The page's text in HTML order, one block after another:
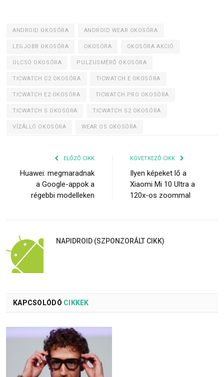
ANDROID OKOSÓRA ANDROID WEAR OKOSÓRA
LEGJOBB OKOSÓRA OKOSÓRA OKOSÓRA AKCIÓ
OLCSÓ OKOSÓRA PULZUSMÉRŐ OKOSÓRA
TICWATCH C2 OKOSÓRA TICWATCH E OKOSÓRA
TICWATCH E2 OKOSÓRA TICWATCH PRO OKOSÓRA
TICWATCH S OKOSÓRA TICWATCH S2 OKOSÓRA
VÍZÁLLÓ OKOSÓRA WEAR OS OKOSÓRA
ELŐZŐ CIKK
Huawei: megmaradnak
a Google-appok a
régebbi modelleken
KÖVETKEZŐ CIKK
Ilyen képeket lő a
Xiaomi Mi 10 Ultra a
120x-os zoommal
NAPIDROID (SZPONZORÁLT CIKK)
KAPCSOLÓDÓ CIKKEK